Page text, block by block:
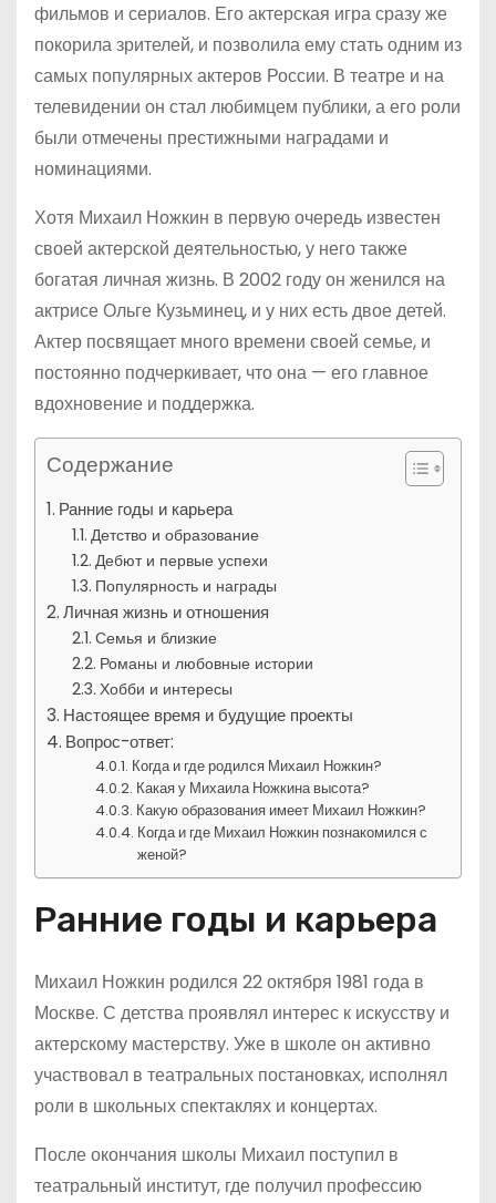
фильмов и сериалов. Его актерская игра сразу же
покорила зрителей, и позволила ему стать одним из
самых популярных актеров России. В театре и на
телевидении он стал любимцем публики, а его роли
были отмечены престижными наградами и
номинациями.
Хотя Михаил Ножкин в первую очередь известен
своей актерской деятельностью, у него также
богатая личная жизнь. В 2002 году он женился на
актрисе Ольге Кузьминец, и у них есть двое детей.
Актер посвящает много времени своей семье, и
постоянно подчеркивает, что она — его главное
вдохновение и поддержка.
Содержание
Ранние годы и карьера
Детство и образование
Дебют и первые успехи
Популярность и награды
Личная жизнь и отношения
Семья и близкие
Романы и любовные истории
Хобби и интересы
Настоящее время и будущие проекты
Вопрос-ответ:
Когда и где родился Михаил Ножкин?
Какая у Михаила Ножкина высота?
Какую образования имеет Михаил Ножкин?
Когда и где Михаил Ножкин познакомился с
женой?
Ранние годы и карьера
Михаил Ножкин родился 22 октября 1981 года в
Москве. С детства проявлял интерес к искусству и
актерскому мастерству. Уже в школе он активно
участвовал в театральных постановках, исполнял
роли в школьных спектаклях и концертах.
После окончания школы Михаил поступил в
театральный институт, где получил профессию